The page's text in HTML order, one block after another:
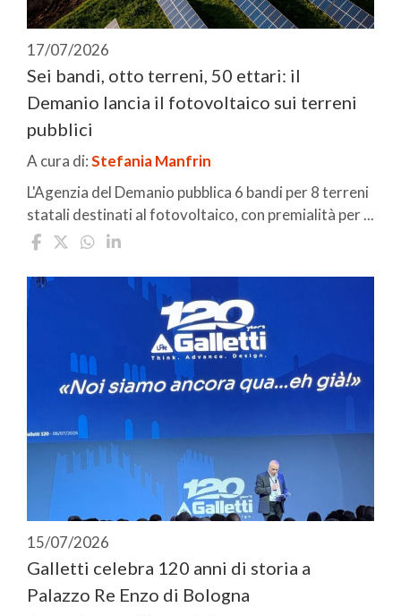
17/07/2026
Sei bandi, otto terreni, 50 ettari: il
Demanio lancia il fotovoltaico sui terreni
pubblici
A cura di:Stefania Manfrin
L'Agenzia del Demanio pubblica 6 bandi per 8 terreni
statali destinati al fotovoltaico, con premialità per ...
15/07/2026
Galletti celebra 120 anni di storia a
Palazzo Re Enzo di Bologna